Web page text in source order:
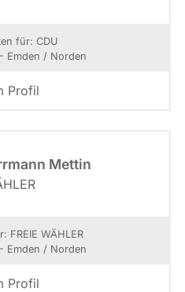
für: CDU
Emden / Norden
Profil
Mettin
FREIE WÄHLER
Emden / Norden
Profil